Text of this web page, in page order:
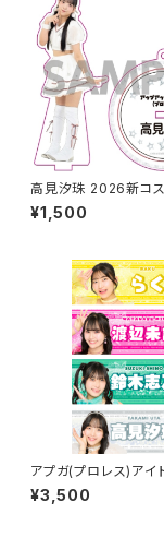
高見汐珠 2026新コス
アクリルスタンドキ
¥1,500
アプガ(プロレス)アイ
スタオル2026ver.
¥3,500